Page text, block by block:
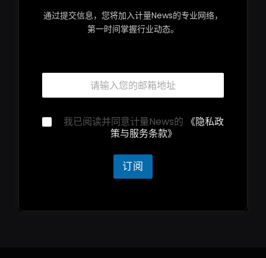
通过提交信息，您将加入计量News的专业网络，
第一时间掌握行业动态。
邮
*
*
邮
隐
我已阅读并同意计量News的 《隐私政
策与服务条款》
订阅